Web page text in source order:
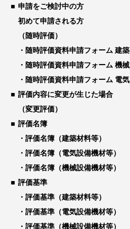
申請をご検討中の方
初めて申請される方
（随時評価）
随時評価資料申請フォーム 建築
随時評価資料申請フォーム 機械
随時評価資料申請フォーム 電気
評価内容に変更が生じた場合
（変更評価）
評価名簿
評価名簿（建築材料等）
評価名簿（電気設備機材等）
評価名簿（機械設備機材等）
評価基準
評価基準（建築材料等）
評価基準（電気設備機材等）
評価基準（機械設備機材等）